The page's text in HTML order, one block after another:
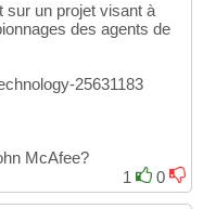
sur un projet visant à
des agents de
25631183
McAfee?
1
0